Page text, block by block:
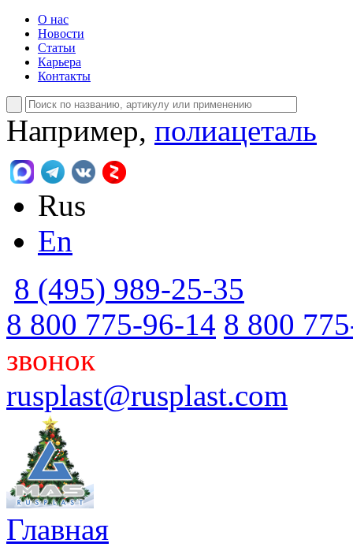
О нас
Новости
Статьи
Карьера
Контакты
Например, полиацеталь
Rus
En
8 (495) 989-25-35
8 800 775-96-14 8 800
звонок
rusplast@rusplast.com
Главная